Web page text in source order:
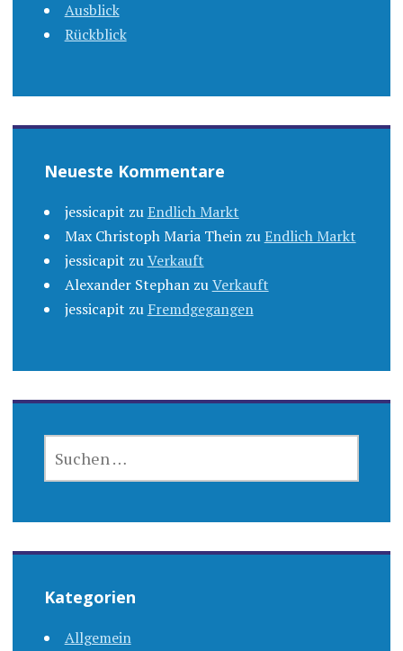
Ausblick
Rückblick
Neueste Kommentare
jessicapit zuEndlich Markt
Max Christoph Maria TheinzuEndlich Markt
jessicapit zuVerkauft
Alexander StephanzuVerkauft
jessicapit zu Fremdgegangen
NACH:
Kategorien
Allgemein